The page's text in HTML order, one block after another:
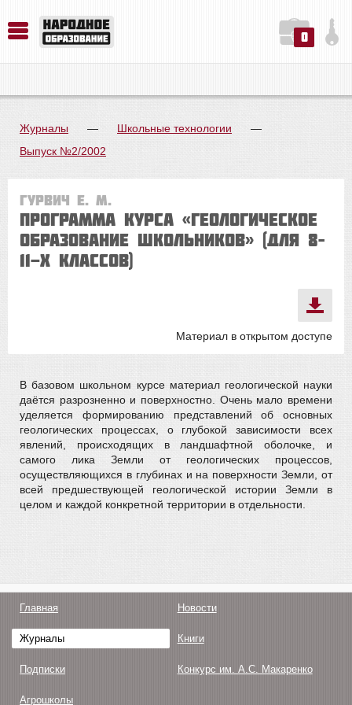
0
Журналы — Школьные технологии
—
Выпуск №2/2002
Гурвич Е. М.
Программа курса «Геологическое
образование школьников» (для 8–
11-х классов)
Материал в открытом доступе
В базовом школьном курсе материал геологической науки
даётся разрозненно и поверхностно. Очень мало времени
уделяется формированию представлений об основных
геологических процессах, о глубокой зависимости всех
явлений, происходящих в ландшафтной оболочке, и
самого лика Земли от геологических процессов,
осуществляющихся в глубинах и на поверхности Земли, от
всей предшествующей геологической истории Земли в
целом и каждой конкретной территории в отдельности.
Главная Новости
Журналы Книги
Подписки Конкурс им. А.С. Макаренко
Агрошколы